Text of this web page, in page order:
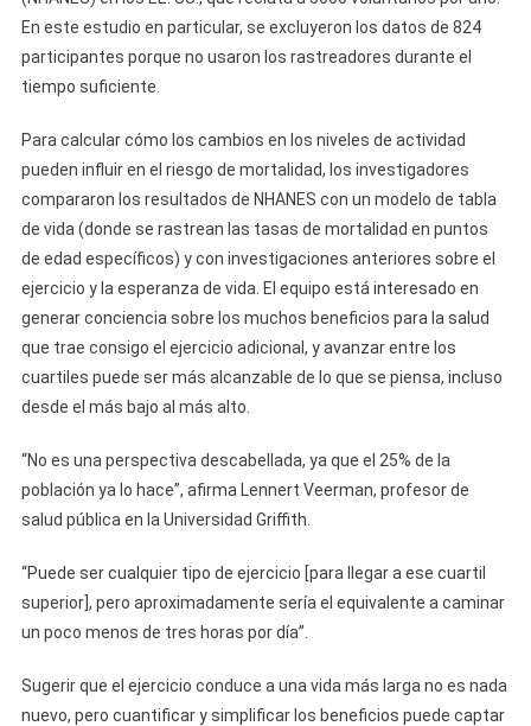
En este estudio en particular, se excluyeron los datos de 824
participantes porque no usaron los rastreadores durante el
tiempo suficiente.
Para calcular cómo los cambios en los niveles de actividad
pueden influir en el riesgo de mortalidad, los investigadores
compararon los resultados de NHANES con un modelo de tabla
de vida (donde se rastrean las tasas de mortalidad en puntos
de edad específicos) y con investigaciones anteriores sobre el
ejercicio y la esperanza de vida. El equipo está interesado en
generar conciencia sobre los muchos beneficios para la salud
que trae consigo el ejercicio adicional, y avanzar entre los
cuartiles puede ser más alcanzable de lo que se piensa, incluso
desde el más bajo al más alto.
“No es una perspectiva descabellada, ya que el 25% de la
población ya lo hace”, afirma Lennert Veerman, profesor de
salud pública en la Universidad Griffith.
“Puede ser cualquier tipo de ejercicio [para llegar a ese cuartil
superior], pero aproximadamente sería el equivalente a caminar
un poco menos de tres horas por día”.
Sugerir que el ejercicio conduce a una vida más larga no es nada
nuevo, pero cuantificar y simplificar los beneficios puede captar